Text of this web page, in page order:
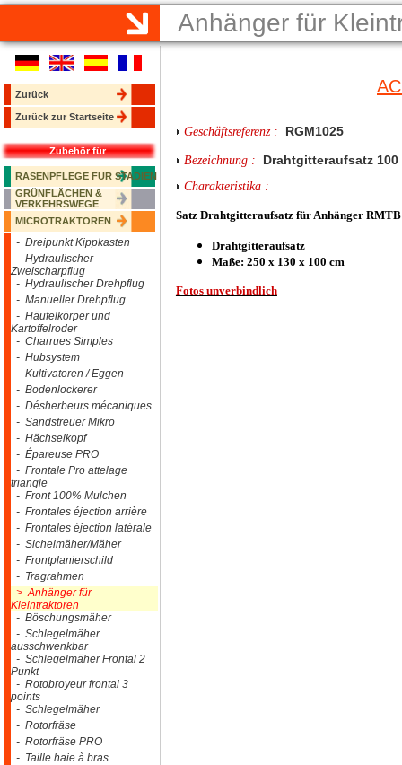
Anhänger für
Zurück
Zurück zur Startseite
Zubehör für
RASENPFLEGE FÜR STADIEN
GRÜNFLÄCHEN &
VERKEHRSWEGE
MICROTRAKTOREN
- Dreipunkt Kippkasten
- Hydraulischer
Zweischarpflug
- Hydraulischer Drehpflug
- Manueller Drehpflug
- Häufelkörper und
Kartoffelroder
- Charrues Simples
- Hubsystem
- Kultivatoren / Eggen
- Bodenlockerer
- Désherbeurs mécaniques
- Sandstreuer Mikro
- Hächselkopf
- Épareuse PRO
- Frontale Pro attelage
triangle
- Front 100% Mulchen
- Frontales éjection arrière
- Frontales éjection latérale
- Sichelmäher/Mäher
- Frontplanierschild
- Tragrahmen
> Anhänger für
Kleintraktoren
- Böschungsmäher
- Schlegelmäher
ausschwenkbar
- Schlegelmäher Frontal 2
Punkt
- Rotobroyeur frontal 3
points
- Schlegelmäher
- Rotorfräse
- Rotorfräse PRO
- Taille haie à bras
Geschäftsreferenz : RGM1025
Bezeichnung : Drahtgitteraufsatz 100
Charakteristika :
Satz Drahtgitteraufsatz für Anhänger
Drahtgitteraufsatz
Maße: 250 x 130 x 100 cm
Fotos unverbindlich